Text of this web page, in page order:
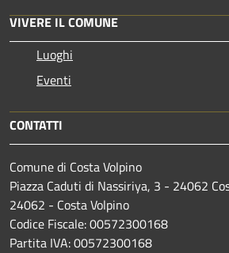
VIVERE IL COMUNE
Luoghi
Eventi
CONTATTI
Comune di Costa Volpino
Piazza Caduti di Nassiriya, 3 - 24062
24062 - Costa Volpino
Codice Fiscale: 00572300168
Partita IVA: 00572300168